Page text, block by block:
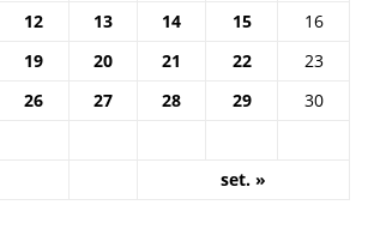
12 13 14 15
16
19 20 21 22
23
26 27 28 29
30
set. »